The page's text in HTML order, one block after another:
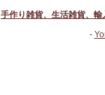
手作り雑貨、生活雑貨、
-